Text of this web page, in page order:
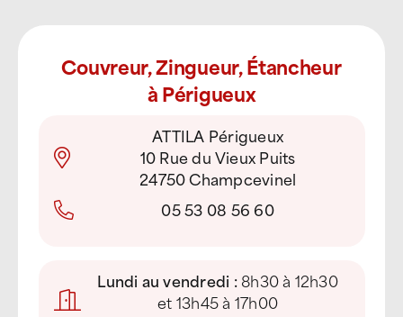
Couvreur, Zingueur, Étancheur
à Périgueux
ATTILA Périgueux
10 Rue du Vieux Puits
24750 Champcevinel
05 53 08 56 60
Lundi au vendredi :8h30 à 12h30
et 13h45 à 17h00